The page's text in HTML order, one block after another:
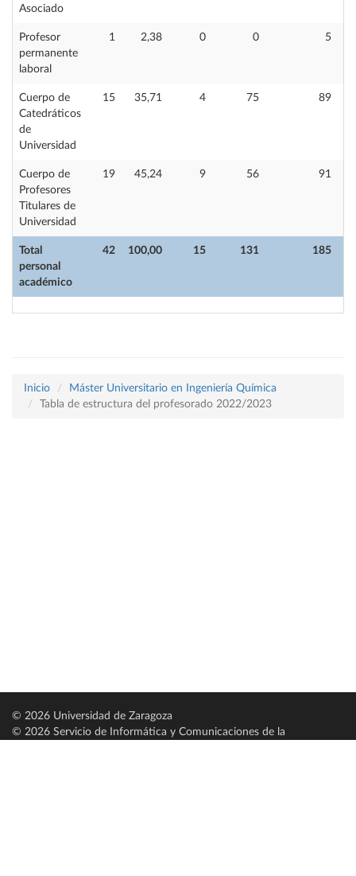
Total
personal
académico
42 100,00 15 131 185
Asociado
Profesor
permanente
laboral
1 2,38 0 0 5
Cuerpo de
Catedráticos
de
Universidad
15 35,71 4 75 89
Cuerpo de
Profesores
Titulares de
Universidad
19 45,24 9 56 91
Inicio
Máster Universitario en Ingeniería Química
Tabla de estructura del profesorado 2022/2023
© 2026 Universidad de Zaragoza
© 2026 Servicio de Informática y Comunicaciones de la